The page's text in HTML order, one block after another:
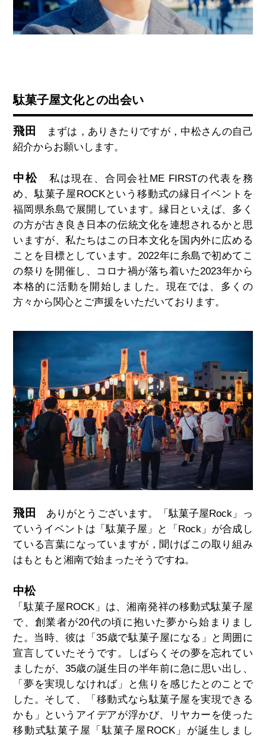
駄菓子屋文化との出会い
飛田
まずは，ありきたりですが，中松さんの自己
紹介からお願いします。
中松
私は現在、合同会社ME FIRSTの代表を務
め、駄菓子屋ROCKという移動式の縁日イベントを
福岡県糸島で展開しています。縁日といえば、多く
の方が古き良き日本の伝統文化を連想されるかと思
いますが、私たちはこの日本文化を国内外に広める
ことを目標としています。2022年に糸島で初めてこ
の祭りを開催し、コロナ禍が落ち着いた2023年から
本格的に活動を開始しました。現在では、多くの
方々から関心とご声援をいただいております。
飛田 ありがとうございます。「駄菓子屋Rock 」っ
ていうイベントは「駄菓子屋」と「 Rock 」が合成し
ている言葉になっていますが，聞けばこの取り組み
はもともと湘南で始まったそうですね。
中松
「駄菓子屋ROCK」は、湘南発祥の移動式駄菓子屋
で、創業者が20代の頃に抱いた夢から始まりまし
た。当時、彼は「35歳で駄菓子屋になる」と周囲に
宣言していたそうです。しばらくその夢を忘れてい
ましたが、35歳の誕生日の半年前に急に思い出し、
「夢を実現しなければ」と焦りを感じたとのことで
した。そして、「移動式なら駄菓子屋を実現できる
かも」というアイデアが浮かび、リヤカーを使った
移動式駄菓子屋「駄菓子屋ROCK」が誕生しまし